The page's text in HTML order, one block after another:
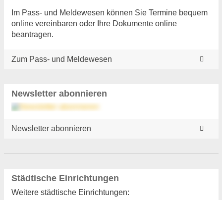
Im Pass- und Meldewesen können Sie Termine bequem
online vereinbaren oder Ihre Dokumente online
beantragen.
Zum Pass- und Meldewesen
Newsletter abonnieren
Newsletter abonnieren
Städtische Einrichtungen
Weitere städtische Einrichtungen: